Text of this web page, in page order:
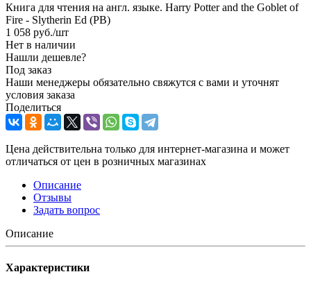
Книга для чтения на англ. языке. Harry Potter and the Goblet of
Fire - Slytherin Ed (PB)
1 058 руб./шт
Нет в наличии
Нашли дешевле?
Под заказ
Наши менеджеры обязательно свяжутся с вами и уточнят
условия заказа
Поделиться
Цена действительна только для интернет-магазина и может
отличаться от цен в розничных магазинах
Описание
Отзывы
Задать вопрос
Описание
Характеристики